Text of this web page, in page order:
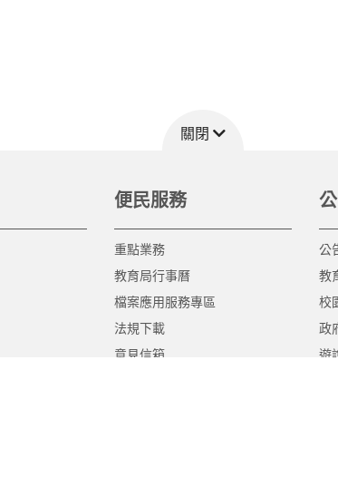
關閉
便民服務
重點業務
教育局行事曆
檔案應用服務專區
法規下載
意見信箱
公
教
校
政
遊